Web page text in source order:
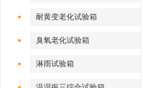
耐黄变老化试验箱
臭氧老化试验箱
淋雨试验箱